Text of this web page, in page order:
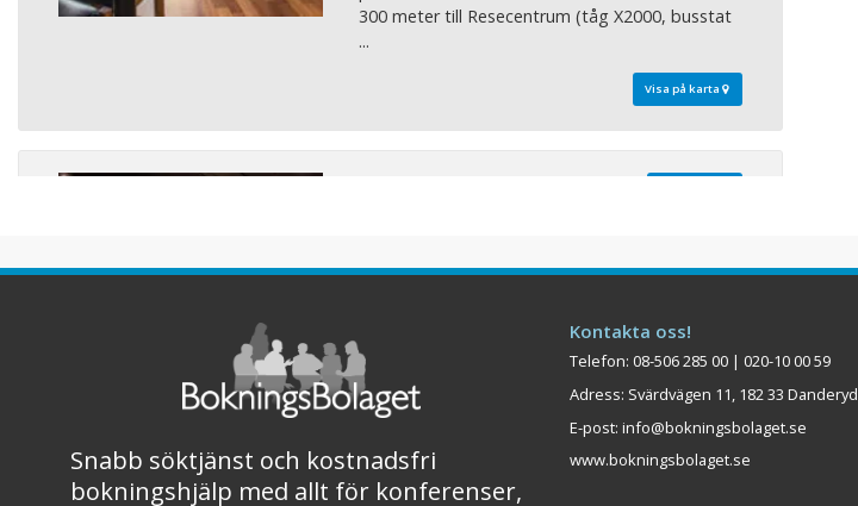
300 meter till Resecentrum (tåg X2000, busstat
...
Visa på karta
mitten av Gävleborg för människor med driv och
innovativa idéer. Vi vill att både företagare och
anställda ska hitta en bättre balans i livet
genom att vara medlem i ett sammanhang som
Snabb söktjänst och kostnadsfri
bokningshjälp med allt för konferenser,
Kontakta oss!
Telefon: 08-506 285 00 | 020-10 00 59
Adress: Svärdvägen 11, 182 33 Danderyd
E-post: info@bokningsbolaget.se
www.bokningsbolaget.se